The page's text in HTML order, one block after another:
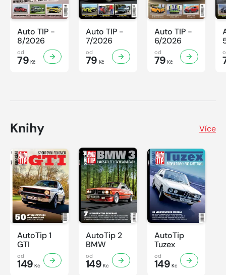
Auto TIP -
8/2026
od
79 Kč
Auto TIP -
7/2026
od
79 Kč
Auto TIP -
6/2026
od
79 Kč
Knihy Více
AutoTip 1
GTI
od
149 Kč
AutoTip 2
BMW
od
149 Kč
AutoTip
Tuzex
od
149 Kč